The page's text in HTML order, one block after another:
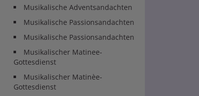
Musikalische Adventsandachten
Musikalische Passionsandachten
Musikalische Passionsandachten
Musikalischer Matinee-
Gottesdienst
Musikalischer Matinèe-
Gottesdienst